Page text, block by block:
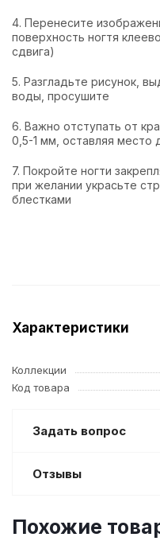
4. Перенесите
поверхность ногтя
сдвига)
5. Разгладьте рисунок,
воды, просушите
6. Важно отступать от
0,5-1 мм, оставляя место
7. Покройте ногти
при желании украсьте
блестками
Характеристики
Коллекции
Код товара
Задать вопрос
Отзывы
Похожие